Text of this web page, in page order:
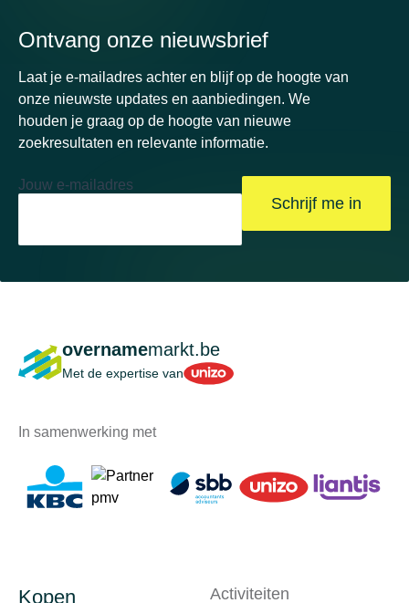
Ontvang onze nieuwsbrief
Laat je e-mailadres achter en blijf op de hoogte van
onze nieuwste updates en aanbiedingen. We
houden je graag op de hoogte van nieuwe
zoekresultaten en relevante informatie.
Jouw e-mailadres
Schrijf me in
overnamemarkt.be
Met de expertise vanUnizo
In samenwerking met
Kopen
Activiteiten